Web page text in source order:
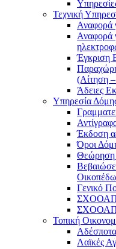
Τεχνική
Αναφορά
Αναφορά
Έγκριση
(Αίτηση –
Άδειες
Υπηρεσία
Έκδοση
Όροι
Θεώρηση
Γενικό
ΣΧΟΟΑΠ
ΣΧΟΟΑΠ
Τοπική
Αδέσποτα
Λαϊκές